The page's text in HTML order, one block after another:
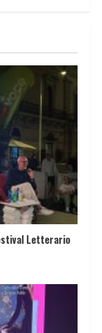
Letterario